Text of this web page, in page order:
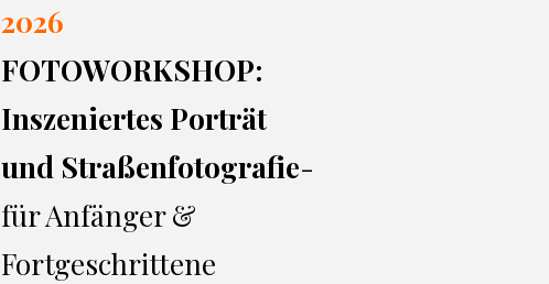
2026
FOTOWORKSHOP:
Inszeniertes Porträt
und Straßenfotografie-
für Anfänger &
Fortgeschrittene